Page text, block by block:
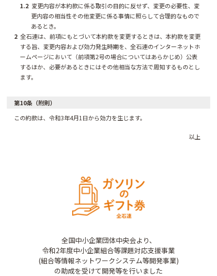
1.2 変更内容が本約款に係る取引の目的に反せず、変更の必要性、変
更内容の相当性その他変更に係る事情に照らして合理的なもので
あるとき。
2 全石連は、前項にもとづいて本約款を変更するときは、本約款を変更
する旨、変更内容および効力発生時期を、全石連のインターネットホ
ームページにおいて（前項第2号の場合についてはあらかじめ）公表
するほか、必要があるときにはその他相当な方法で周知するものとし
ます。
第10条（附則）
この約款は、令和3年4月1日から効力を生じます。
以上
全国中小企業団体中央会より、
令和2年度中小企業組合等課題対応支援事業
(組合等情報ネットワークシステム等開発事業)
の助成を受けて開発等を行いました